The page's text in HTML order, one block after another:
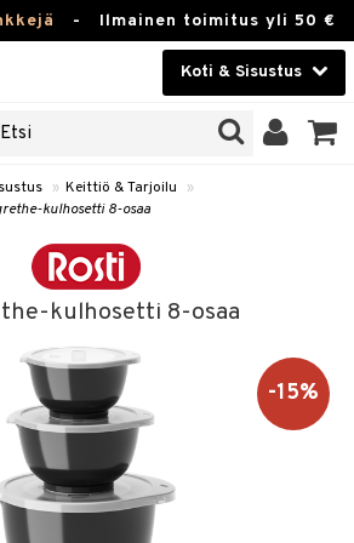
- Ilmainen toimitus yli 50 €
Koti & Sisustus
» Keittiö & Tarjoilu
»
kulhosetti 8-osaa
kulhosetti 8-osaa
-15%